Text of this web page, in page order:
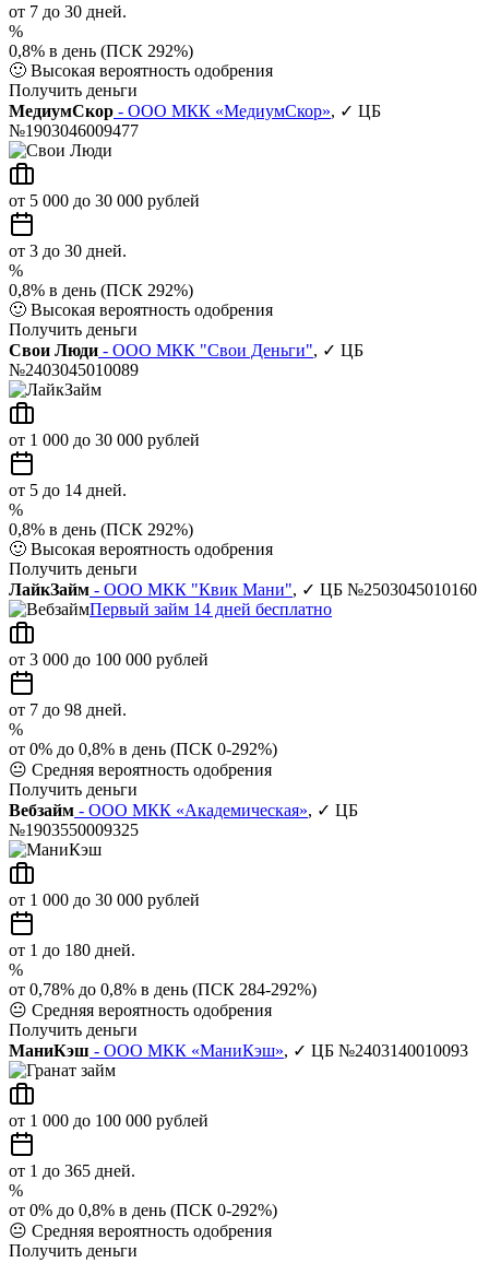
от 7 до 30 дней.
%
0,8% в день (ПСК 292%)
🙂 Высокая вероятность одобрения
Получить деньги
МедиумСкор - ООО МКК «МедиумСкор», ✓ ЦБ
№1903046009477
от 5 000 до 30 000 рублей
от 3 до 30 дней.
%
0,8% в день (ПСК 292%)
🙂 Высокая вероятность одобрения
Получить деньги
Свои Люди - ООО МКК "Свои Деньги", ✓ ЦБ
№2403045010089
от 1 000 до 30 000 рублей
от 5 до 14 дней.
%
0,8% в день (ПСК 292%)
🙂 Высокая вероятность одобрения
Получить деньги
ЛайкЗайм - ООО МКК "Квик Мани", ✓ ЦБ №2503045010160
Первый займ 14 дней бесплатно
от 3 000 до 100 000 рублей
от 7 до 98 дней.
%
от 0% до 0,8% в день (ПСК 0-292%)
😐 Средняя вероятность одобрения
Получить деньги
Вебзайм - ООО МКК «Академическая», ✓ ЦБ
№1903550009325
от 1 000 до 30 000 рублей
от 1 до 180 дней.
%
от 0,78% до 0,8% в день (ПСК 284-292%)
😐 Средняя вероятность одобрения
Получить деньги
МаниКэш - ООО МКК «МаниКэш», ✓ ЦБ №2403140010093
от 1 000 до 100 000 рублей
от 1 до 365 дней.
%
от 0% до 0,8% в день (ПСК 0-292%)
😐 Средняя вероятность одобрения
Получить деньги